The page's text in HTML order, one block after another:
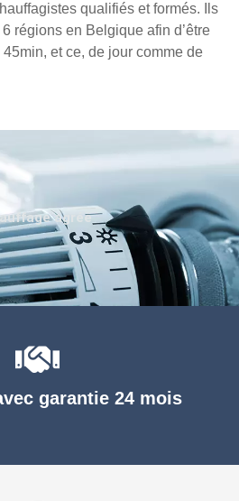
qualifiés et formés. Ils
régions en Belgique afin d’être
et ce, de jour comme de
garantie 24 mois
agréé